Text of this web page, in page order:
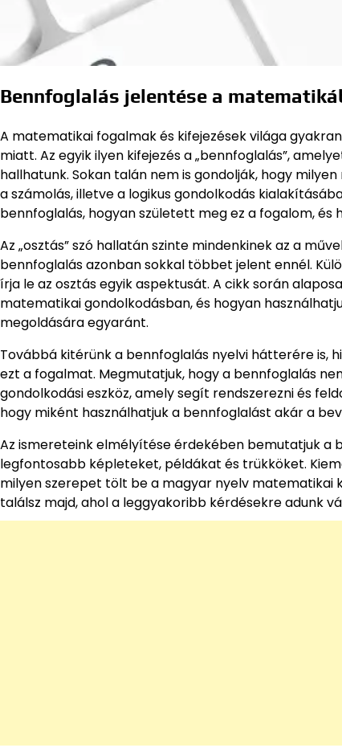
Bennfoglalás jelentése a
A matematikai fogalmak és kifejezések világa
miatt. Az egyik ilyen kifejezés a „bennfoglalás”,
hallhatunk. Sokan talán nem is gondolják, hogy
a számolás, illetve a logikus gondolkodás
bennfoglalás, hogyan született meg ez a fogalom, és
Az „osztás” szó hallatán szinte mindenkinek az a
bennfoglalás azonban sokkal többet jelent ennél.
írja le az osztás egyik aspektusát. A cikk során
matematikai gondolkodásban, és hogyan
megoldására egyaránt.
Továbbá kitérünk a bennfoglalás nyelvi hátterére is,
ezt a fogalmat. Megmutatjuk, hogy a bennfoglalás
gondolkodási eszköz, amely segít rendszerezni és
hogy miként használhatjuk a bennfoglalást akár a
Az ismereteink elmélyítése érdekében bemutatjuk
legfontosabb képleteket, példákat és trükköket.
milyen szerepet tölt be a magyar nyelv matematikai
találsz majd, ahol a leggyakoribb kérdésekre adunk